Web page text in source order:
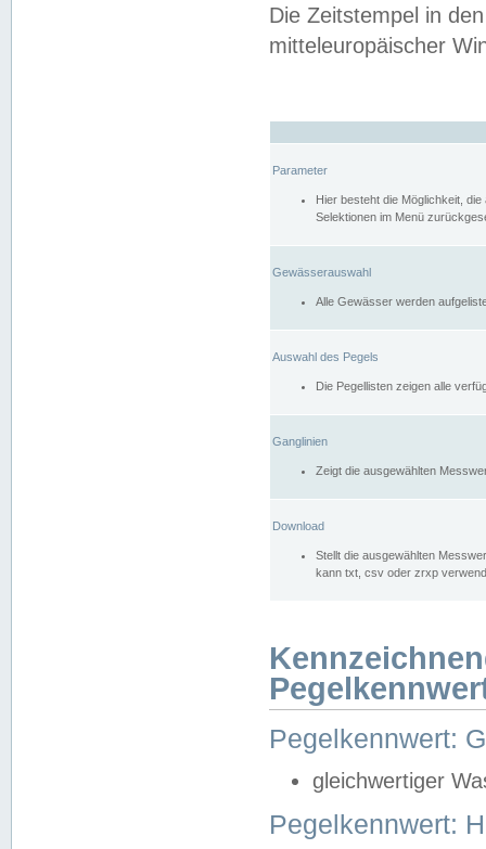
Die Zeitstempel in
mitteleuropäischer
Parameter
Hier besteht die Möglichkeit,
Selektionen im Menü
Gewässerauswahl
Alle Gewässer werden
Auswahl des Pegels
Die Pegellisten zeigen alle
Ganglinien
Zeigt die ausgewählten
Download
Stellt die ausgewählten
kann txt, csv oder zrxp
Pegelkennwert:
gleichwertiger
Pegelkennwert: